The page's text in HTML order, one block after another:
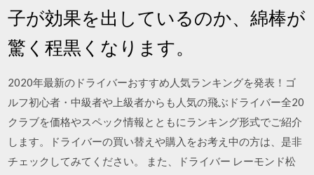
子が効果を出しているのか、綿棒が
驚く程黒くなります。
2020年最新のドライバーおすすめ人気ランキングを発表！ゴ
ルフ初心者・中級者や上級者からも人気の飛ぶドライバー全20
クラブを価格やスペック情報とともにランキング形式でご紹介
します。ドライバーの買い替えや購入をお考え中の方は、是非
チェックしてみてください。 また、ドライバー レーモンド松